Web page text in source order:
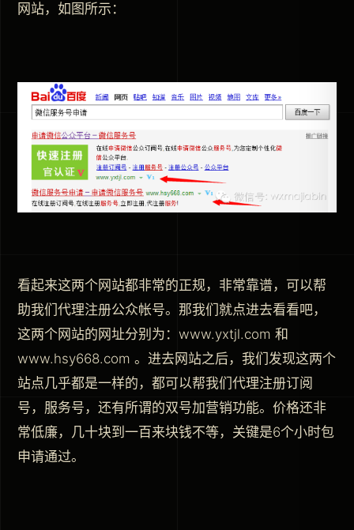
网站，如图所示：
看起来这两个网站都非常的正规，非常靠谱，可以帮
助我们代理注册公众帐号。那我们就点进去看看吧，
这两个网站的网址分别为：www.yxtjl.com 和
www.hsy668.com 。进去网站之后，我们发现这两个
站点几乎都是一样的，都可以帮我们代理注册订阅
号，服务号，还有所谓的双号加营销功能。价格还非
常低廉，几十块到一百来块钱不等，关键是6个小时包
申请通过。